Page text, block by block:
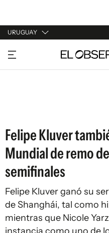
URUGUAY
URUGUAY
ARGENTINA
Felipe Kluver
Mundial de remo
semifinales
Felipe Kluver ganó su
de Shanghái, tal como
mientras que Nicole